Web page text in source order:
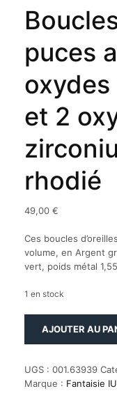
puces
et 2
rhodié
49,00 €
Ces boucles
volume, en Argent
vert, poids métal
1 en stock
puces
argent.
AJOUTER AU
UGS : 001.63939
Marque : Fantaisie